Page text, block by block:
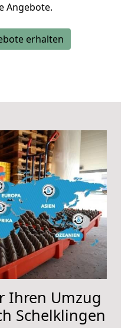
Angebote.
erhalten
Ihren Umzug
Schelklingen